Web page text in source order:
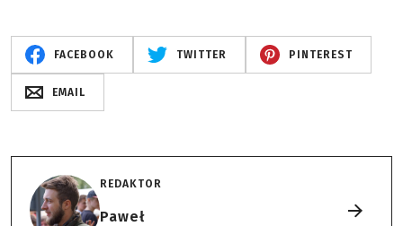
FACEBOOK TWITTER PINTEREST
EMAIL
REDAKTOR
Paweł